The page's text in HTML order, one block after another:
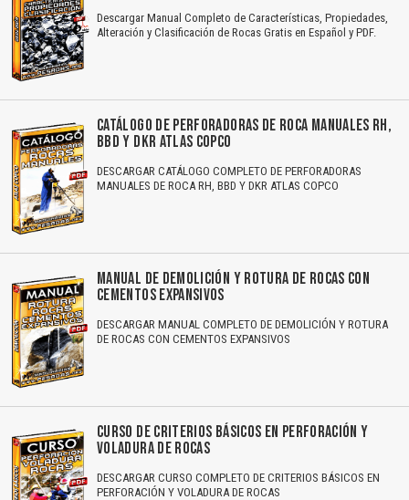
Descargar Manual Completo de Características, Propiedades,
Alteración y Clasificación de Rocas Gratis en Español y PDF.
CATÁLOGO DE PERFORADORAS DE ROCA MANUALES RH,
BBD Y DKR ATLAS COPCO
DESCARGAR CATÁLOGO COMPLETO DE PERFORADORAS
MANUALES DE ROCA RH, BBD Y DKR ATLAS COPCO
MANUAL DE DEMOLICIÓN Y ROTURA DE ROCAS CON
CEMENTOS EXPANSIVOS
DESCARGAR MANUAL COMPLETO DE DEMOLICIÓN Y ROTURA
DE ROCAS CON CEMENTOS EXPANSIVOS
CURSO DE CRITERIOS BÁSICOS EN PERFORACIÓN Y
VOLADURA DE ROCAS
DESCARGAR CURSO COMPLETO DE CRITERIOS BÁSICOS EN
PERFORACIÓN Y VOLADURA DE ROCAS
El Título es incorrecto según el contenido.
Texto o Imagen de portada son erróneos.
No carga o no se visualiza el contenido.